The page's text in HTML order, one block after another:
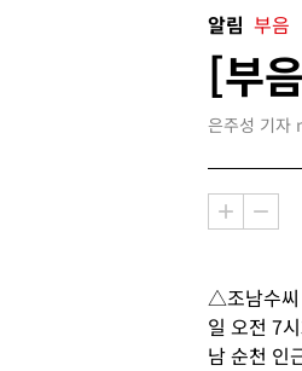
알림 부음
[부
은주성 기
△조남수씨
일 오전 7
남 순천 인